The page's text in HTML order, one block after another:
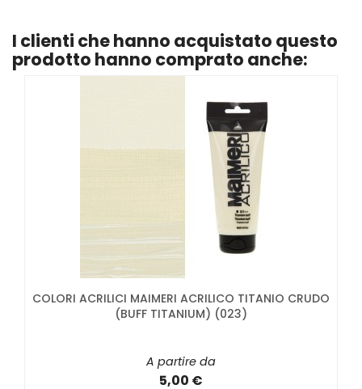
I clienti che hanno acquistato questo
prodotto hanno comprato anche:
COLORI ACRILICI MAIMERI ACRILICO TITANIO CRUDO
(BUFF TITANIUM) (023)
A partire da
5,00 €